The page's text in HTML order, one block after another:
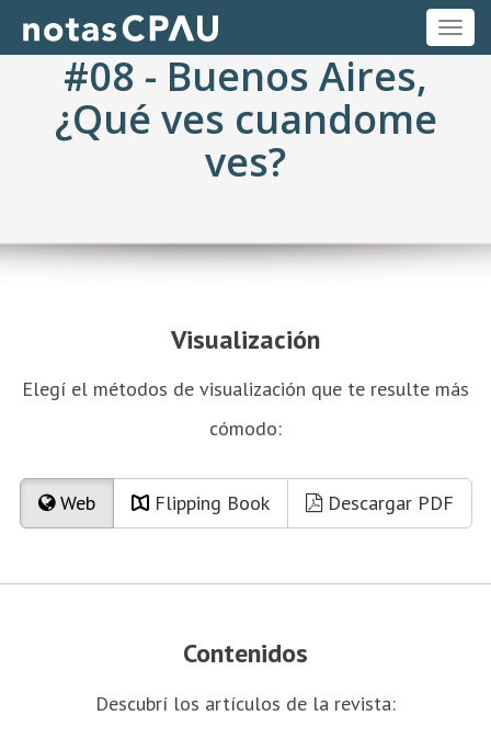
#08 - Buenos Aires,
¿Qué ves cuandome
ves?
Visualización
Elegí el métodos de visualización que te resulte más
cómodo:
Web Flipping Book Descargar PDF
Contenidos
Descubrí los artículos de la revista: